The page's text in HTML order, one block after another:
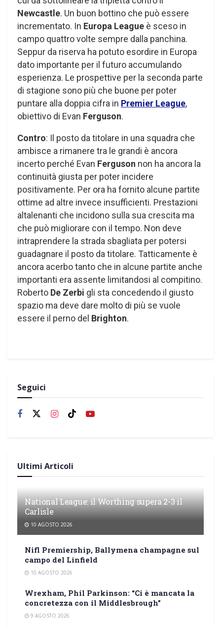
Newcastle. Un buon bottino che può essere
incrementato. In Europa League è sceso in
campo quattro volte sempre dalla panchina.
Seppur da riserva ha potuto esordire in Europa
dato importante per il futuro accumulando
esperienza. Le prospettive per la seconda parte
di stagione sono più che buone per poter
puntare alla doppia cifra in Premier League,
obiettivo di Evan Ferguson.
Contro: Il posto da titolare in una squadra che
ambisce a rimanere tra le grandi è ancora
incerto perché Evan Ferguson non ha ancora la
continuità giusta per poter incidere
positivamente. Per ora ha fornito alcune partite
ottime ad altre invece insufficienti. Prestazioni
altalenanti che incidono sulla sua crescita ma
che può migliorare con il tempo. Non deve
intraprendere la strada sbagliata per potersi
guadagnare il posto da titolare. Tatticamente è
ancora acerbo tanto che in alcune partite anche
importanti era assente limitandosi al compitino.
Roberto De Zerbi gli sta concedendo il giusto
spazio ma deve dare molto di più se vuole
essere il perno del Brighton.
Seguici
Ultimi Articoli
National League: il Worthing supera 2-3 il
Carlisle
10 AGOSTO 2026
Nifl Premiership, Ballymena champagne sul
campo del Linfield
10 AGOSTO 2026
Wrexham, Phil Parkinson: “Ci è mancata la
concretezza con il Middlesbrough”
9 AGOSTO 2026